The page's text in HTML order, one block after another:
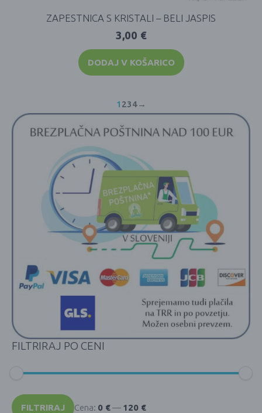
FILTRIRAJ PO CENI
Min
cena
Max
cenaFILTRIRAJ Cena: 0 €— 120 €
ZAPESTNICA S KRISTALI – BELI JASPIS
3,00 €
DODAJ V KOŠARICO
1 234→